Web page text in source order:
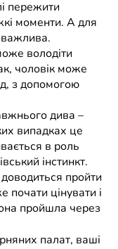
пережити
моменти. А для
важлива.
володіти
чоловік може
з допомогою
дива –
випадках це
в роль
інстинкт.
пройти
почати цінувати і
пройшла через
палат, ваші